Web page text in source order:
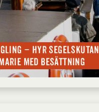
– hyr segelskutan
med besättning